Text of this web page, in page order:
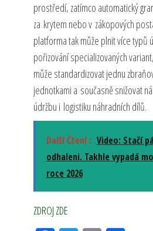
prostředí, zatímco automatický
za krytem nebo v zákopových
platforma tak může plnit více typů
pořizování specializovaných
může standardizovat jednu
jednotkami a současně snižovat
údržbu i logistiku náhradních dílů.
Další Čtení : Video: Stačí
odhaleni. Takhle vypadá
roce 2026
ZDROJ ZDE